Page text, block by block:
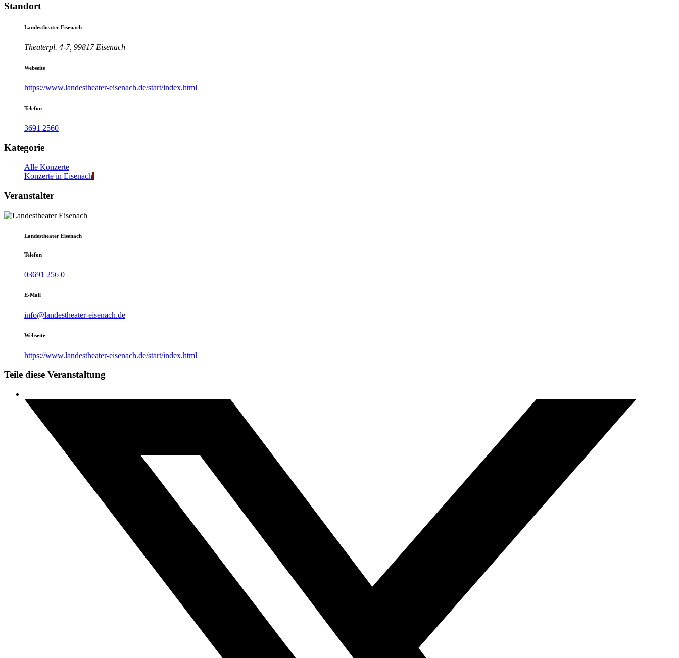
Standort
Landestheater Eisenach
Theaterpl. 4-7, 99817 Eisenach
Webseite
https://www.landestheater-eisenach.de/start/index.html
Telefon
3691 2560
Kategorie
Alle Konzerte
Konzerte in Eisenach
Veranstalter
Landestheater Eisenach
Telefon
03691 256 0
E-Mail
info@landestheater-eisenach.de
Webseite
https://www.landestheater-eisenach.de/start/index.html
Teile diese Veranstaltung